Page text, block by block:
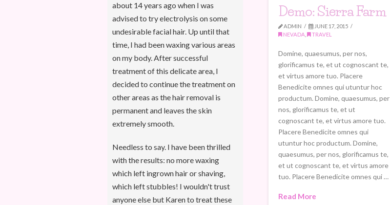
Demo: Sierra Farm
ADMIN
JUNE 17, 2015
NEVADA
TRAVEL
Domine, quaesumus, per nos,
glorificamus te, et ut cognoscant te,
et virtus amore tuo. Placere
Benedicite omnes qui utuntur hoc
productum. Domine, quaesumus, per
nos, glorificamus te, et ut
cognoscant te, et virtus amore tuo.
Placere Benedicite omnes qui
utuntur hoc productum. Domine,
quaesumus, per nos, glorificamus te,
et ut cognoscant te, et virtus amore
tuo. Placere Benedicite omnes qui …
Read More
about 14 years ago when I was
advised to try electrolysis on some
undesirable facial hair. Up until that
time, I had been waxing various areas
on my body. After successful
treatment of this delicate area, I
decided to continue the treatment on
other areas as the hair removal is
permanent and leaves the skin
extremely smooth.
Needless to say. I have been thrilled
with the results: no more waxing
which left ingrown hair or shaving,
which left stubbles! I wouldn't trust
anyone else but Karen to treat these